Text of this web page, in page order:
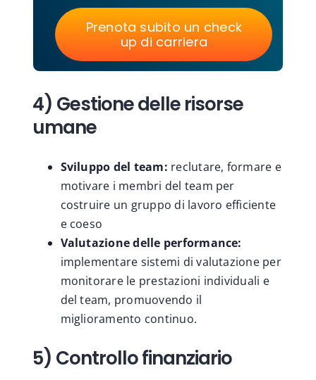
Prenota subito un check
up di carriera
4) Gestione delle risorse
umane
Sviluppo del team: reclutare, formare e
motivare i membri del team per
costruire un gruppo di lavoro efficiente
e coeso
Valutazione delle performance:
implementare sistemi di valutazione per
monitorare le prestazioni individuali e
del team, promuovendo il
miglioramento continuo.
5) Controllo finanziario